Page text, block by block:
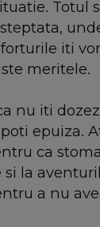
Totul
iti
meritele.
nu iti
epuiza.
ca
la
a nu